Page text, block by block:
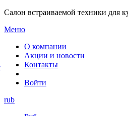
Салон встраиваемой техники для
Меню
О компании
Акции и новости
Контакты
Войти
rub